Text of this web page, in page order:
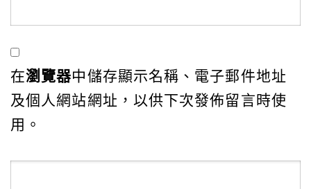
在瀏覽器中儲存顯示名稱、電子郵件地址
及個人網站網址，以供下次發佈留言時使
用。